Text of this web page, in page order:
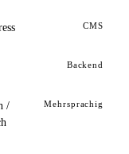
CMS
Backend
/
Mehrsprachig